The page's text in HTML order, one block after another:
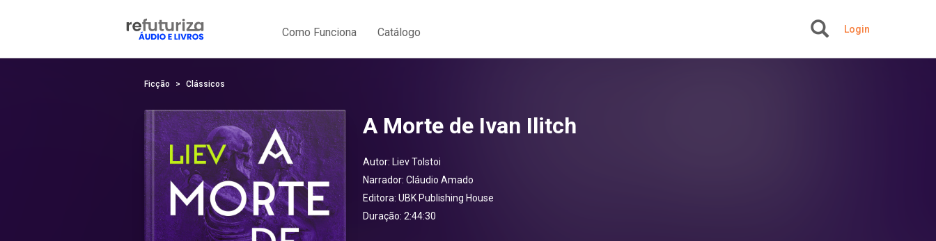
Como Funciona Catálogo Login
Ficção Clássicos
A Morte de Ivan Ilitch
Autor: Liev Tolstoi
Narrador: Cláudio Amado
Editora: UBK Publishing House
Duração: 2:44:30